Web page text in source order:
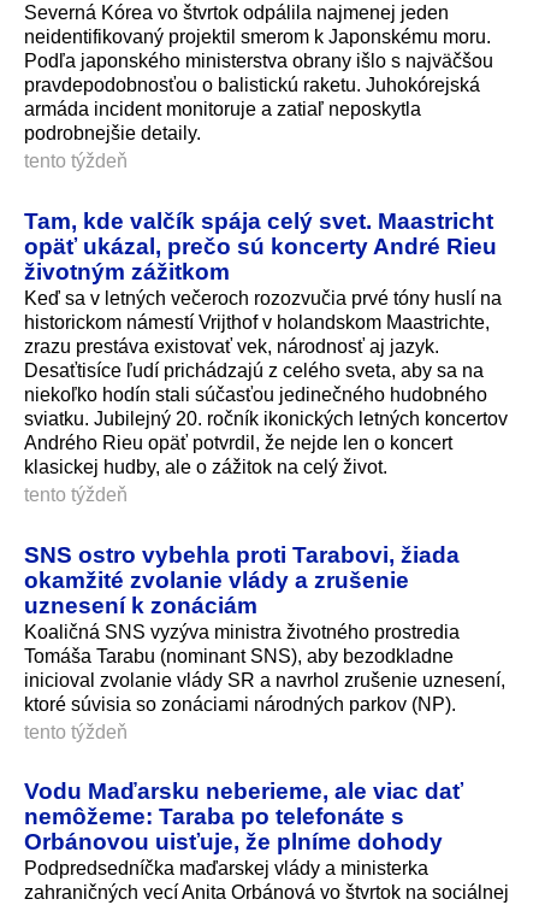
Severná Kórea vo štvrtok odpálila najmenej jeden
neidentifikovaný projektil smerom k Japonskému moru.
Podľa japonského ministerstva obrany išlo s najväčšou
pravdepodobnosťou o balistickú raketu. Juhokórejská
armáda incident monitoruje a zatiaľ neposkytla
podrobnejšie detaily.
tento týždeň
Tam, kde valčík spája celý svet. Maastricht
opäť ukázal, prečo sú koncerty André Rieu
životným zážitkom
Keď sa v letných večeroch rozozvučia prvé tóny huslí na
historickom námestí Vrijthof v holandskom Maastrichte,
zrazu prestáva existovať vek, národnosť aj jazyk.
Desaťtisíce ľudí prichádzajú z celého sveta, aby sa na
niekoľko hodín stali súčasťou jedinečného hudobného
sviatku. Jubilejný 20. ročník ikonických letných koncertov
Andrého Rieu opäť potvrdil, že nejde len o koncert
klasickej hudby, ale o zážitok na celý život.
tento týždeň
SNS ostro vybehla proti Tarabovi, žiada
okamžité zvolanie vlády a zrušenie
uznesení k zonáciám
Koaličná SNS vyzýva ministra životného prostredia
Tomáša Tarabu (nominant SNS), aby bezodkladne
inicioval zvolanie vlády SR a navrhol zrušenie uznesení,
ktoré súvisia so zonáciami národných parkov (NP).
tento týždeň
Vodu Maďarsku neberieme, ale viac dať
nemôžeme: Taraba po telefonáte s
Orbánovou uisťuje, že plníme dohody
Podpredsedníčka maďarskej vlády a ministerka
zahraničných vecí Anita Orbánová vo štvrtok na sociálnej